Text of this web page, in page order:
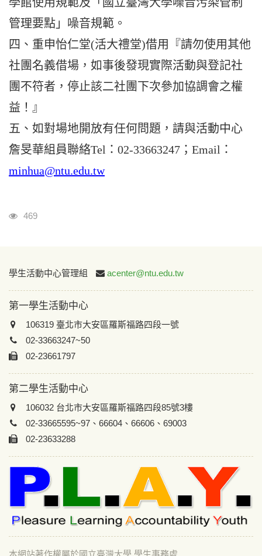
管理要點」噪音規範。
四、重申怡仁堂(活大禮堂)借用『請勿使用其他
社團名義借場，如事後發現實際活動與登記社
團不符者，停止該二社團下次參加協調會之權
益！』
五 、如對場地開放有任何問題，請與活動中心
詹旻華組員聯絡Tel：02-33663247；Email：
minhua@ntu.edu.tw
瀏覽人次
469
:::
學生活動中心管理組 acenter@ntu.edu.tw
第一學生活動中心
106319 臺北市大安區羅斯福路四段一號
02-33663247~50
02-23661797
第二學生活動中心
106032 台北市大安區羅斯福路四段85號3樓
02-33665595~97、66604、66606、69003
02-23633288
本網站著作權屬於國立臺灣大學 學生事務處